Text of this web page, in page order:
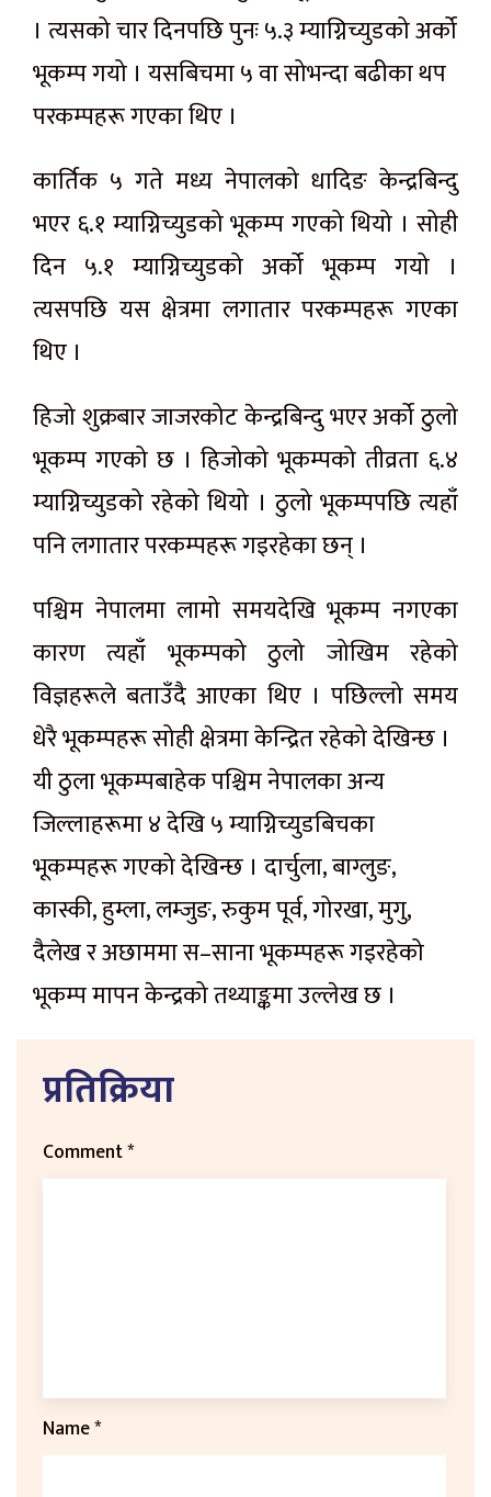
। त्यसको चार दिनपछि पुनः ५.३ म्याग्निच्युडको अर्को
भूकम्प गयो । यसबिचमा ५ वा सोभन्दा बढीका थप
परकम्पहरू गएका थिए ।
कार्तिक ५ गते मध्य नेपालको धादिङ केन्द्रबिन्दु
भएर ६.१ म्याग्निच्युडको भूकम्प गएको थियो । सोही
दिन ५.१ म्याग्निच्युडको अर्को भूकम्प गयो ।
त्यसपछि यस क्षेत्रमा लगातार परकम्पहरू गएका
थिए ।
हिजो शुक्रबार जाजरकोट केन्द्रबिन्दु भएर अर्को ठुलो
भूकम्प गएको छ । हिजोको भूकम्पको तीव्रता ६.४
म्याग्निच्युडको रहेको थियो । ठुलो भूकम्पपछि त्यहाँ
पनि लगातार परकम्पहरू गइरहेका छन् ।
पश्चिम नेपालमा लामो समयदेखि भूकम्प नगएका
कारण त्यहाँ भूकम्पको ठुलो जोखिम रहेको
विज्ञहरूले बताउँदै आएका थिए । पछिल्लो समय
धेरै भूकम्पहरू सोही क्षेत्रमा केन्द्रित रहेको देखिन्छ ।
यी ठुला भूकम्पबाहेक पश्चिम नेपालका अन्य
जिल्लाहरूमा ४ देखि ५ म्याग्निच्युडबिचका
भूकम्पहरू गएको देखिन्छ । दार्चुला, बाग्लुङ,
कास्की, हुम्ला, लम्जुङ, रुकुम पूर्व, गोरखा, मुगु,
दैलेख र अछाममा स–साना भूकम्पहरू गइरहेको
भूकम्प मापन केन्द्रको तथ्याङ्कमा उल्लेख छ ।
प्रतिक्रिया
Comment*
Name*